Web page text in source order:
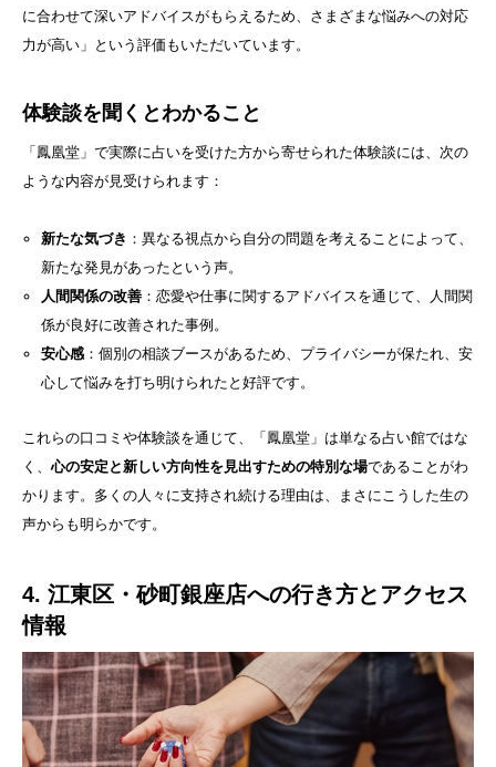
に合わせて深いアドバイスがもらえるため、さまざまな悩みへの対応
力が高い」という評価もいただいています。
体験談を聞くとわかること
「鳳凰堂」で実際に占いを受けた方から寄せられた体験談には、次の
ような内容が見受けられます：
新たな気づき ：異なる視点から自分の問題を考えることによって、
新たな発見があったという声。
人間関係の改善：恋愛や仕事に関するアドバイスを通じて、人間関
係が良好に改善された事例。
安心感：個別の相談ブースがあるため、プライバシーが保たれ、安
心して悩みを打ち明けられたと好評です。
これらの口コミや体験談を通じて、「鳳凰堂」は単なる占い館ではな
く、心の安定と新しい方向性を見出すための特別な場であることがわ
かります。多くの人々に支持され続ける理由は、まさにこうした生の
声からも明らかです。
4. 江東区・砂町銀座店への行き方とアクセス
情報